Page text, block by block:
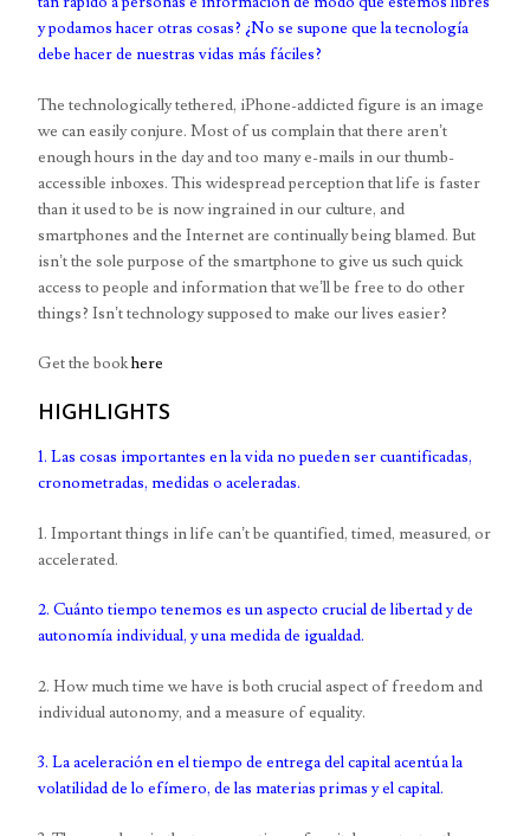
y podamos hacer otras cosas? ¿No se supone que la tecnología
debe hacer de nuestras vidas más fáciles?
The technologically tethered, iPhone-addicted figure is an image
we can easily conjure. Most of us complain that there aren’t
enough hours in the day and too many e-mails in our thumb-
accessible inboxes. This widespread perception that life is faster
than it used to be is now ingrained in our culture, and
smartphones and the Internet are continually being blamed. But
isn’t the sole purpose of the smartphone to give us such quick
access to people and information that we’ll be free to do other
things? Isn’t technology supposed to make our lives easier?
Get the bookhere
HIGHLIGHTS
1. Las cosas importantes en la vida no pueden ser cuantificadas,
cronometradas, medidas o aceleradas.
1. Important things in life can’t be quantified, timed, measured, or
accelerated.
2. Cuánto tiempo tenemos es un aspecto crucial de libertad y de
autonomía individual, y una medida de igualdad.
2. How much time we have is both crucial aspect of freedom and
individual autonomy, and a measure of equality.
3. La aceleración en el tiempo de entrega del capital acentúa la
volatilidad de lo efímero, de las materias primas y el capital.